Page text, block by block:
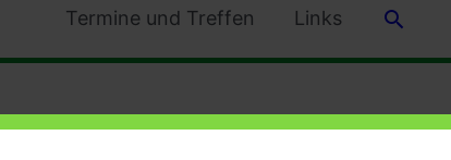
Termine und Treffen Links